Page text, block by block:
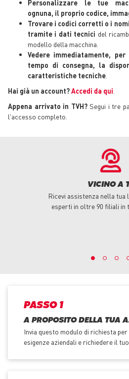
Personalizzare le tue
ognuna, il proprio codice,
Trovare i codici corretti o i
tramite i dati tecnici del
modello della macchina.
Vedere immediatamente,
tempo di consegna, la
caratteristiche tecniche
Hai già un account?Accedi da qui
Appena arrivato in TVH?Segui i tre
l'accesso completo.
VICINO A
Ricevi assistenza nella tua
esperti in oltre 90 filiali in
PASSO 1
A PROPOSITO DELLA TUA
Invia questo modulo di richiesta
esigenze aziendali e richiedere il